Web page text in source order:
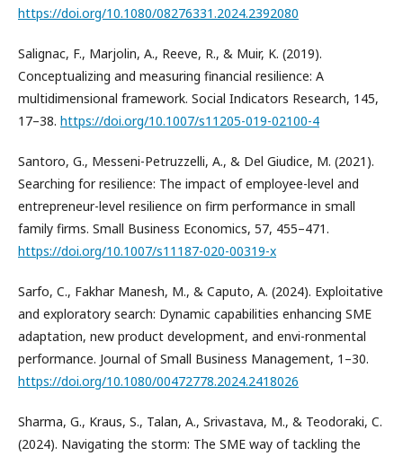
https://doi.org/10.1080/08276331.2024.2392080
Salignac, F., Marjolin, A., Reeve, R., & Muir, K. (2019).
Conceptualizing and measuring financial resilience: A
multidimensional framework. Social Indicators Research, 145,
17–38. https://doi.org/10.1007/s11205-019-02100-4
Santoro, G., Messeni-Petruzzelli, A., & Del Giudice, M. (2021).
Searching for resilience: The impact of employee-level and
entrepreneur-level resilience on firm performance in small
family firms. Small Business Economics, 57, 455–471.
https://doi.org/10.1007/s11187-020-00319-x
Sarfo, C., Fakhar Manesh, M., & Caputo, A. (2024). Exploitative
and exploratory search: Dynamic capabilities enhancing SME
adaptation, new product development, and envi-ronmental
performance. Journal of Small Business Management, 1–30.
https://doi.org/10.1080/00472778.2024.2418026
Sharma, G., Kraus, S., Talan, A., Srivastava, M., & Teodoraki, C.
(2024). Navigating the storm: The SME way of tackling the